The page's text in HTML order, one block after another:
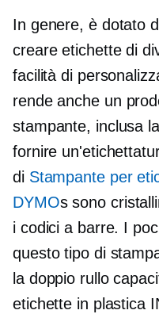
In genere, è dotato
creare etichette di
facilità di
rende anche un
stampante, inclusa
fornire
di Stampante per
DYMOs sono
i codici a barre. I
questo tipo di
la doppio rullo
etichette in plastica